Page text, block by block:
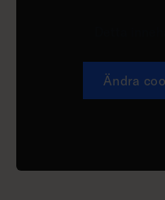
Ändra